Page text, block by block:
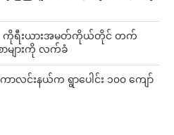
ကိုရီးယားအမတ်ကိုယ်တိုင် တက်
ာများကို လက်ခံ
ောလင်းနယ်က ရွာပေါင်း ၁၀၀ ကျော်